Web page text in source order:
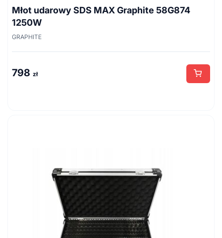
Młot udarowy SDS MAX Graphite 58G874
1250W
GRAPHITE
798 zł